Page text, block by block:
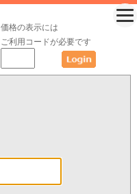
価格の表示には
ご利用コードが必要です